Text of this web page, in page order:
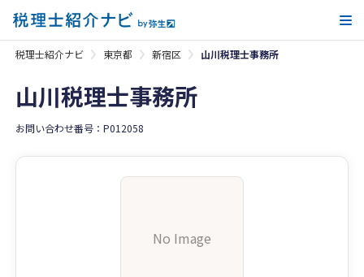
税理士紹介ナビ 東京都 新宿区 山川税理士事務所
山川税理士事務所
お問い合わせ番号：P012058
No Image